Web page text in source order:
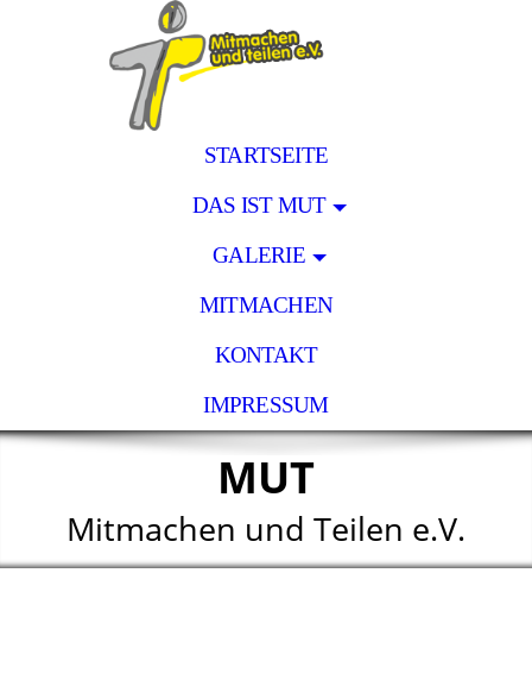
STARTSEITE
DAS IST MUT
GALERIE
MITMACHEN
KONTAKT
IMPRESSUM
MUT
Mitmachen und Teilen e.V.